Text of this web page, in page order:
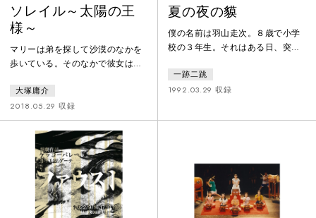
ソレイル～太陽の王
様～
マリーは弟を探して沙漠のなかを
歩いている。そのなかで彼女は
子」と名乗る少年と出逢う。2人
はそれぞれの尋ね人を探し出すべ
く、共に沙漠の中の冒険に旅立
つ。『星の王子さま』の物語と、
その作者であり飛行士でもあった
サンテグジュペリ自身の人生、そ
して戦場へ飛行してゆく者・それ
を見送る者たちの想いが、沙漠で
交錯する…。
大塚庸介
2018.05.29 収録
夏の夜の貘
僕の名前は羽山走次。８歳で小学
校の３年生。それはある日、突
母さんも、いきなり子どもになっ
ちゃった。お兄ちゃんも幼稚園児
で赤ちゃん。どうしてこんな不思
神年齢だけが大人になった、とい
うことらしい。つまり僕から見れ
ば、精神年齢の低い人は学校の先
生だろうが子どもに見えるってわ
一跡二跳
1992.03.29 収録